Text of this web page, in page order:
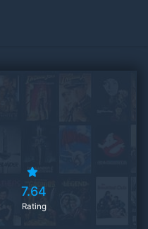
7.64
Rating